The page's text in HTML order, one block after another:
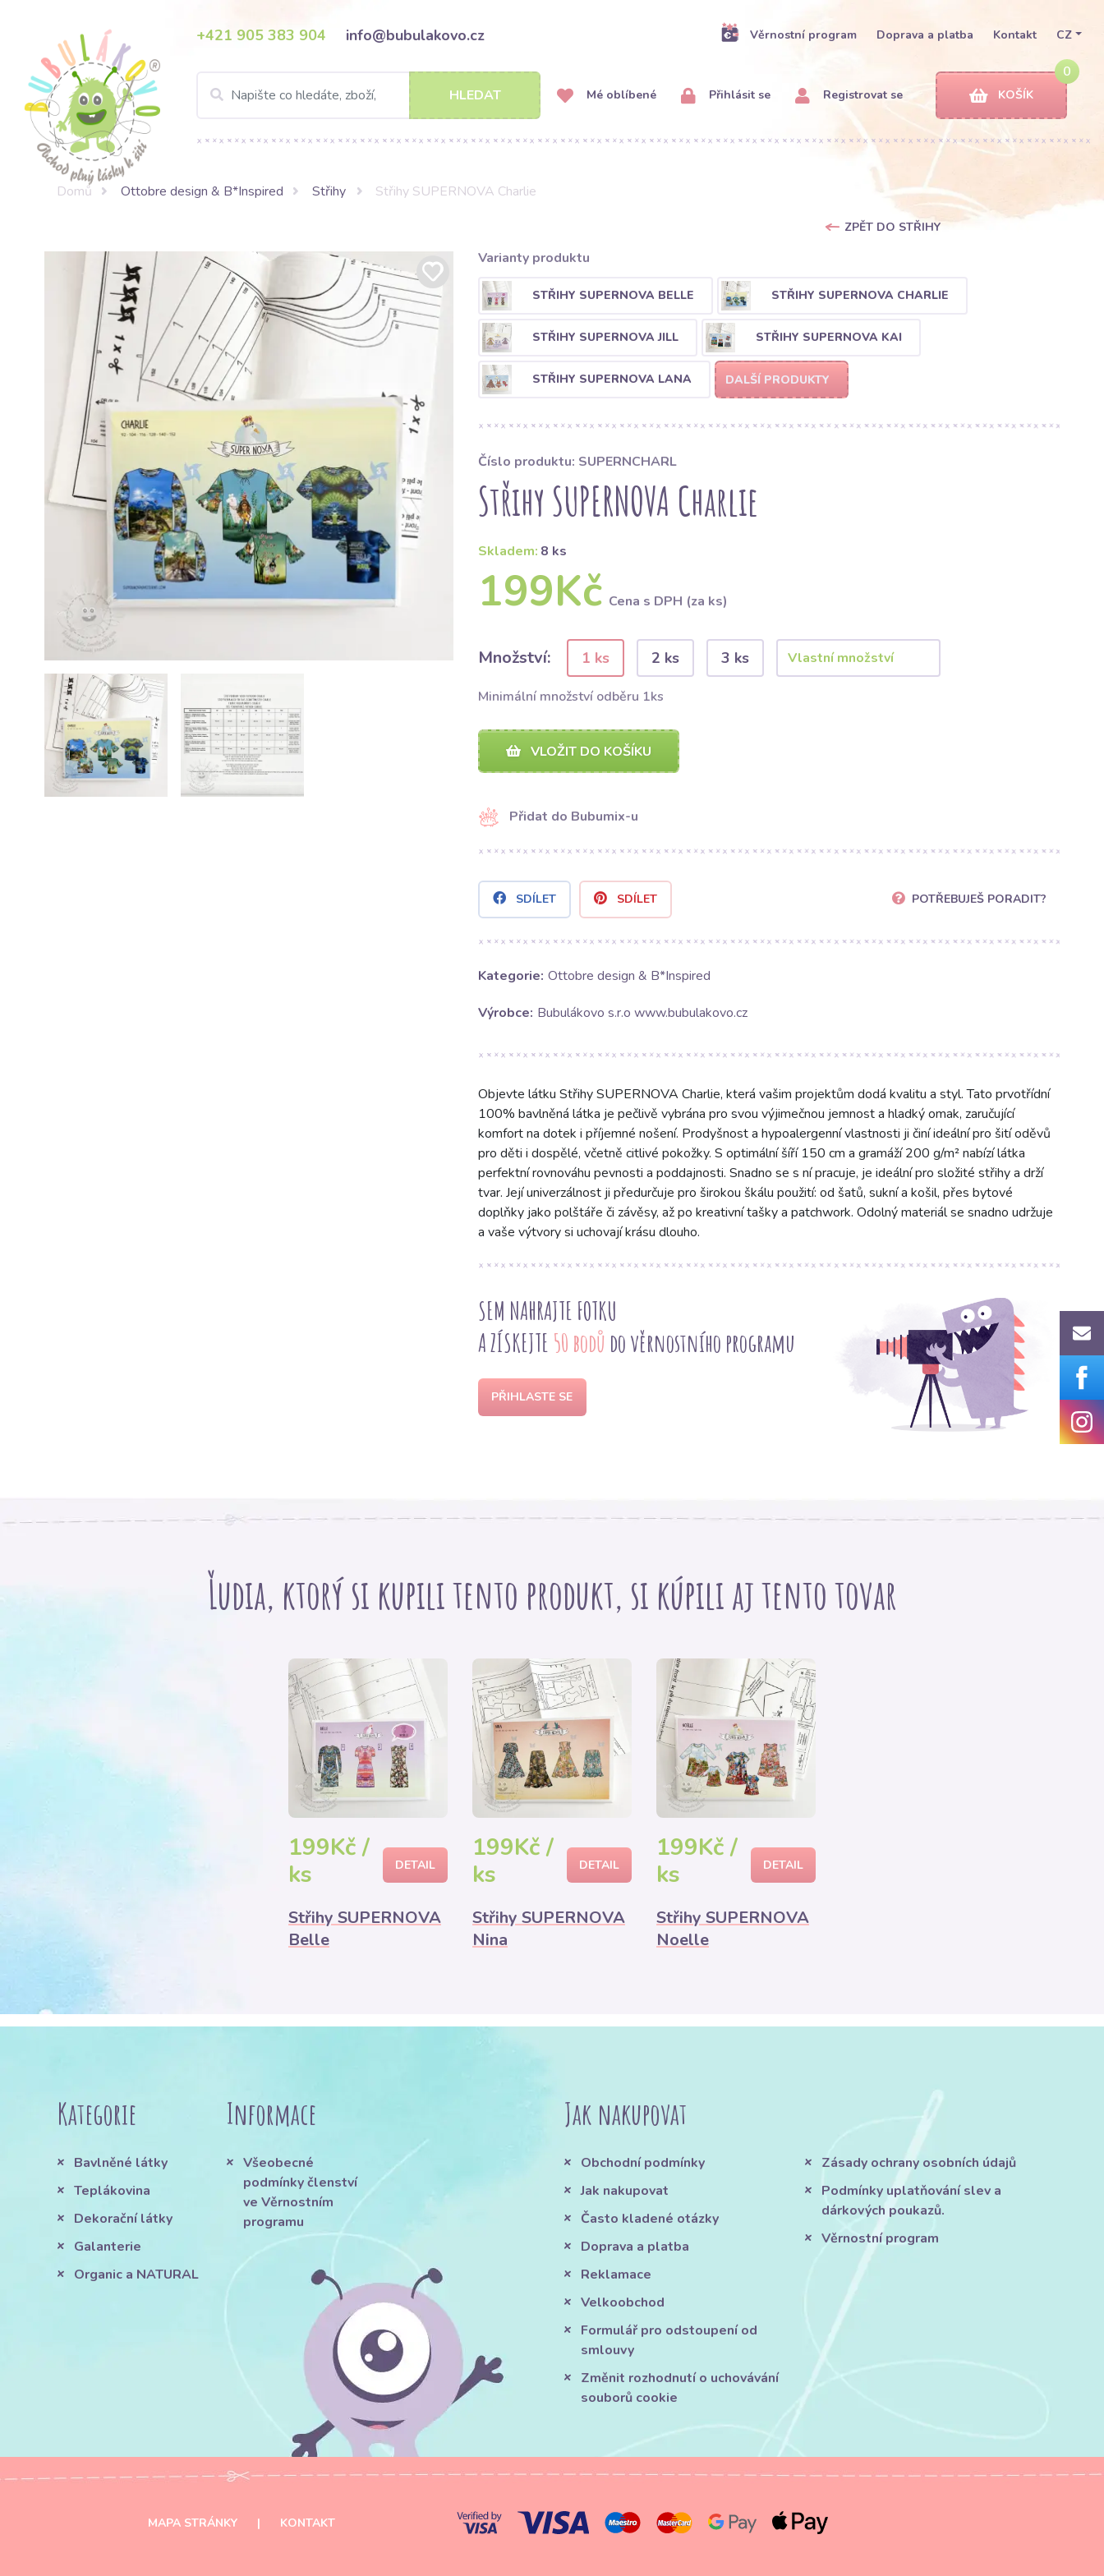
+421 905 383 904 info@bubulakovo.cz Věrnostní program Doprava a platba Kontakt CZ
HLEDAT Mé oblíbené Přihlásit se Registrovat se
0
KOŠÍK
Domů Ottobre design & B*Inspired Střihy Střihy SUPERNOVA Charlie
ZPĚT DO STŘIHY
Varianty produktu
STŘIHY SUPERNOVA BELLE STŘIHY SUPERNOVA CHARLIE
STŘIHY SUPERNOVA JILL STŘIHY SUPERNOVA KAI
STŘIHY SUPERNOVA LANA DALŠÍ PRODUKTY
Číslo produktu: SUPERNCHARL
Střihy SUPERNOVA Charlie
Skladem: 8 ks
199Kč Cena s DPH (za ks)
Množství: 1 ks 2 ks 3 ks
Minimální množství odběru 1ks
VLOŽIT DO KOŠÍKU
Přidat do Bubumix-u
SDÍLET SDÍLET POTŘEBUJEŠ PORADIT?
Kategorie: Ottobre design & B*Inspired
Výrobce: Bubulákovo s.r.o www.bubulakovo.cz
Objevte látku Střihy SUPERNOVA Charlie, která vašim projektům dodá kvalitu a styl. Tato prvotřídní
100% bavlněná látka je pečlivě vybrána pro svou výjimečnou jemnost a hladký omak, zaručující
komfort na dotek i příjemné nošení. Prodyšnost a hypoalergenní vlastnosti ji činí ideální pro šití oděvů
pro děti i dospělé, včetně citlivé pokožky. S optimální šíří 150 cm a gramáží 200 g/m² nabízí látka
perfektní rovnováhu pevnosti a poddajnosti. Snadno se s ní pracuje, je ideální pro složité střihy a drží
tvar. Její univerzálnost ji předurčuje pro širokou škálu použití: od šatů, sukní a košil, přes bytové
doplňky jako polštáře či závěsy, až po kreativní tašky a patchwork. Odolný materiál se snadno udržuje
a vaše výtvory si uchovají krásu dlouho.
SEM NAHRAJTE FOTKU
A ZÍSKEJTE 50 bodů do věrnostního programu
PŘIHLASTE SE
Ľudia, ktorý si kupili tento produkt, si kúpili aj tento tovar
199Kč /
ks
DETAIL
Střihy SUPERNOVA
Belle
199Kč /
ks
DETAIL
Střihy SUPERNOVA
Nina
199Kč /
ks
DETAIL
Střihy SUPERNOVA
Noelle
Kategorie
Bavlněné látky
Teplákovina
Dekorační látky
Galanterie
Organic a NATURAL
Informace
Všeobecné
podmínky členství
ve Věrnostním
programu
Jak nakupovat
Obchodní podmínky
Jak nakupovat
Často kladené otázky
Doprava a platba
Reklamace
Velkoobchod
Formulář pro odstoupení od
smlouvy
Změnit rozhodnutí o uchovávání
souborů cookie
Zásady ochrany osobních údajů
Podmínky uplatňování slev a
dárkových poukazů.
Věrnostní program
MAPA STRÁNKY | KONTAKT